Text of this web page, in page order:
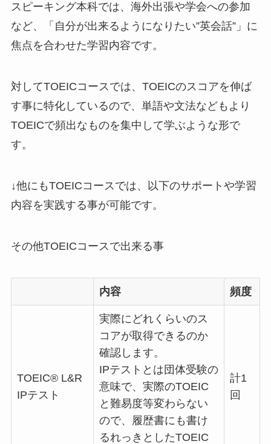
スピーキング本科では、海外出張や学会への参加
など、「自分が出来るようになりたい”英会話”」に
焦点を合わせた学習内容です。
対してTOEICコースでは、TOEICのスコアを伸ば
す事に特化しているので、単語や文法などもより
TOEICで頻出なものを集中して学ぶような形で
す。
↓他にもTOEICコースでは、以下のサポートや学習
内容を実践する事が可能です。
その他TOEICコースで出来る事
内容 頻度
TOEIC® L&R
IPテスト
実際にどれくらいのス
コアが取得できるのか
確認します。
IPテストとは団体受験の
意味で、実際のTOEIC
と難易度等変わらない
ので、履歴書にも書け
るれっきとしたTOEIC
計1
回